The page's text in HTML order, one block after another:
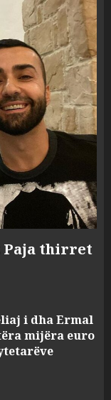
Paja thirret
i dha Ermal
mijëra euro